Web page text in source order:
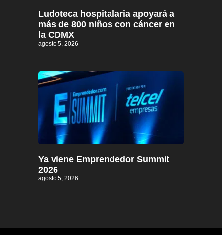
Ludoteca hospitalaria apoyará a
más de 800 niños con cáncer en
la CDMX
agosto 5, 2026
Ya viene Emprendedor Summit
2026
agosto 5, 2026